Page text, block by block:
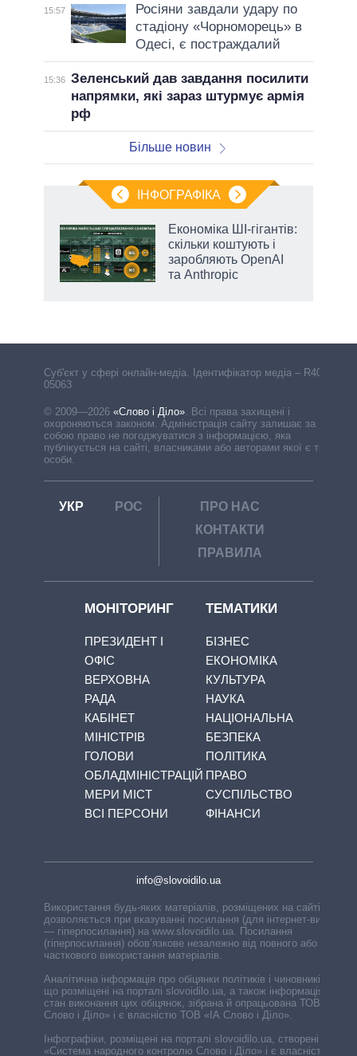
15:57
Росіяни завдали удару по
стадіону «Чорноморець» в
Одесі, є постраждалий
15:36 Зеленський дав завдання посилити
напрямки, які зараз штурмує армія
рф
Більше новин
ІНФОГРАФІКА
Економіка ШІ-гігантів:
скільки коштують і
заробляють OpenAI
та Anthropic
Cуб'єкт у сфері онлайн-медіа. Ідентифікатор медіа – R40-
05063
© 2009—2026 «Слово і Діло»
Всі права захищені і
охороняються законом. Адміністрація сайту залишає за
собою право не погоджуватися з інформацією, яка
публікується на сайті, власниками або авторами якої є треті
особи.
УКР РОС
ПРО НАС
КОНТАКТИ
ПРАВИЛА
МОНІТОРИНГ
ПРЕЗИДЕНТ І
ОФІС
ВЕРХОВНА
РАДА
КАБІНЕТ
МІНІСТРІВ
ГОЛОВИ
ОБЛАДМІНІСТРАЦІЙ
МЕРИ МІСТ
ВСІ ПЕРСОНИ
ТЕМАТИКИ
БІЗНЕС
ЕКОНОМІКА
КУЛЬТУРА
НАУКА
НАЦІОНАЛЬНА
БЕЗПЕКА
ПОЛІТИКА
ПРАВО
СУСПІЛЬСТВО
ФІНАНСИ
info@slovoidilo.ua
Використання будь-яких матеріалів, розміщених на сайті,
дозволяється при вказуванні посилання (для інтернет-видань
— гіперпосилання) на www.slovoidilo.ua. Посилання
(гіперпосилання) обов’язкове незалежно від повного або
часткового використання матеріалів.
Аналітична інформація про обіцянки політиків і чиновників,
що розміщені на порталі slovoidilo.ua, а також інформація про
стан виконання цих обіцянок, зібрана й опрацьована ТОВ «ІА
Слово і Діло» і є власністю ТОВ «ІА Слово і Діло».
Інфографіки, розміщені на порталі slovoidilo.ua, створені ГО
«Система народного контролю Слово і Діло» і є власністю